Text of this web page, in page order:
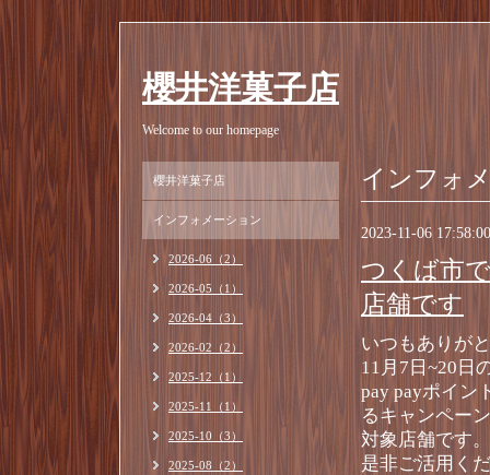
櫻井洋菓子店
Welcome to our homepage
インフォ
2023-11-06 17:58:00
つくば市
店舗です
いつもありが
11月7日~20日
pay payポイン
るキャンペーン
対象店舗です。
是非ご活用く
櫻井洋菓子店
インフォメーション
2026-06（2）
2026-05（1）
2026-04（3）
2026-02（2）
2025-12（1）
2025-11（1）
2025-10（3）
2025-08（2）